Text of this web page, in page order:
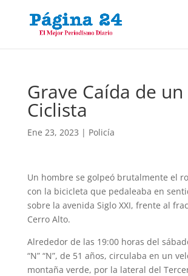
Grave Caída de un
Ciclista
Ene 23, 2023 | Policía
Un hombre se golpeó brutalmente el
con la bicicleta que pedaleaba en
sobre la avenida Siglo XXI, frente al
Cerro Alto.
Alrededor de las 19:00 horas del
“N” “N”, de 51 años, circulaba en un
montaña verde, por la lateral del